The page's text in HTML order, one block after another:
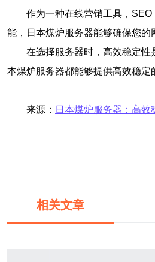
作为一种在线营销工具，
能，日本煤炉服务器能够确保您的
在选择服务器时，高效稳定性
本煤炉服务器都能够提供高效稳定
来源： 日本煤炉服务器：高效
相关文章